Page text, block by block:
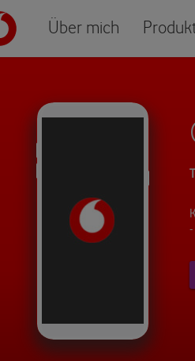
Über mich